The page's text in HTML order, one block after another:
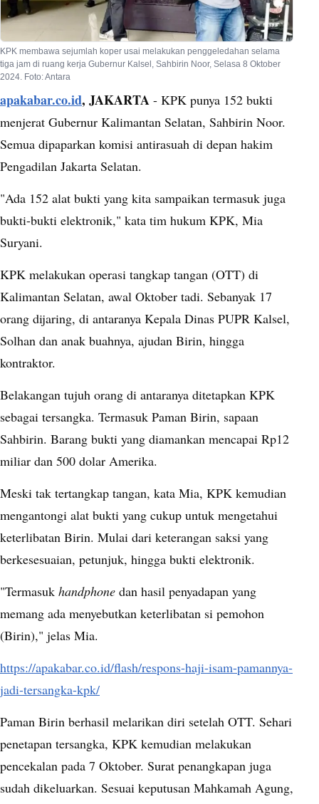
KPK membawa sejumlah koper usai melakukan penggeledahan selama
tiga jam di ruang kerja Gubernur Kalsel, Sahbirin Noor, Selasa 8 Oktober
2024. Foto: Antara
apakabar.co.id, JAKARTA - KPK punya 152 bukti
menjerat Gubernur Kalimantan Selatan, Sahbirin Noor.
Semua dipaparkan komisi antirasuah di depan hakim
Pengadilan Jakarta Selatan.
"Ada 152 alat bukti yang kita sampaikan termasuk juga
bukti-bukti elektronik," kata tim hukum KPK, Mia
Suryani.
KPK melakukan operasi tangkap tangan (OTT) di
Kalimantan Selatan, awal Oktober tadi. Sebanyak 17
orang dijaring, di antaranya Kepala Dinas PUPR Kalsel,
Solhan dan anak buahnya, ajudan Birin, hingga
kontraktor.
Belakangan tujuh orang di antaranya ditetapkan KPK
sebagai tersangka. Termasuk Paman Birin, sapaan
Sahbirin. Barang bukti yang diamankan mencapai Rp12
miliar dan 500 dolar Amerika.
Meski tak tertangkap tangan, kata Mia, KPK kemudian
mengantongi alat bukti yang cukup untuk mengetahui
keterlibatan Birin. Mulai dari keterangan saksi yang
berkesesuaian, petunjuk, hingga bukti elektronik.
"Termasuk handphone dan hasil penyadapan yang
memang ada menyebutkan keterlibatan si pemohon
(Birin)," jelas Mia.
https://apakabar.co.id/flash/respons-haji-isam-pamannya-
jadi-tersangka-kpk/
Paman Birin berhasil melarikan diri setelah OTT. Sehari
penetapan tersangka, KPK kemudian melakukan
pencekalan pada 7 Oktober. Surat penangkapan juga
sudah dikeluarkan. Sesuai keputusan Mahkamah Agung,